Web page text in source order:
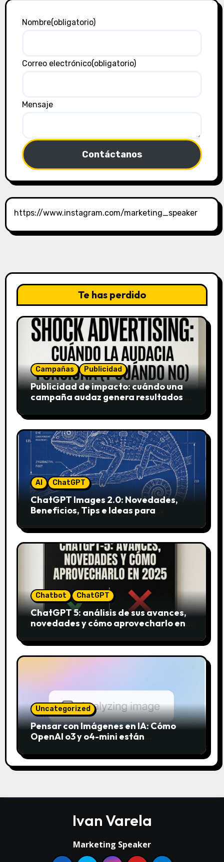
Nombre(obligatorio)
Correo electrónico(obligatorio)
Mensaje
Contáctanos
https://www.instagram.com/marketing_speaker
Te has perdido
Campañas Publicidad
Publicidad de impacto: cuándo una
campaña audaz genera resultados y
AI ChatGPT
ChatGPT Images 2.0: Novedades,
Beneficios, Tips e Ideas para
Chatbot ChatGPT
ChatGPT 5: análisis de sus avances,
novedades y cómo aprovecharlo en
Uncategorized
Pensar con Imágenes en IA: Cómo
OpenAI o3 y o4-mini están
Ivan Varela
Marketing Speaker